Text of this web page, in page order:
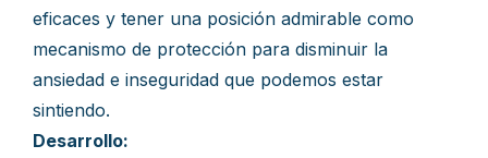
eficaces y tener una posición admirable como
mecanismo de protección para disminuir la
ansiedad e inseguridad que podemos estar
sintiendo.
Desarrollo: